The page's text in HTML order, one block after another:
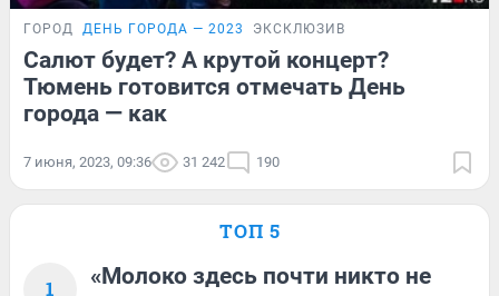
ГОРОД ДЕНЬ ГОРОДА — 2023 ЭКСКЛЮЗИВ
Салют будет? А крутой концерт?
Тюмень готовится отмечать День
города — как
7 июня, 2023, 09:36 31 242 190
ТОП 5
1
«Молоко здесь почти никто не